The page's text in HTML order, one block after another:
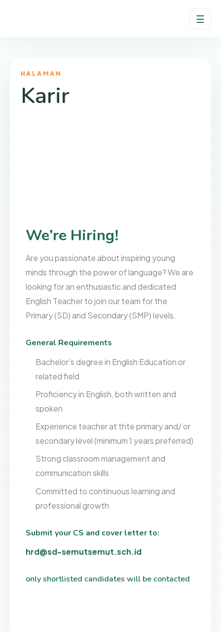
☰
HALAMAN
Karir
We’re Hiring!
Are you passionate about inspiring young
minds through the power of language? We are
looking for an enthusiastic and dedicated
English Teacher to join our team for the
Primary (SD) and Secondary (SMP) levels.
General Requirements
Bachelor’s degree in English Education or
related field
Proficiency in English, both written and
spoken
Experience teacher at thte primary and/ or
secondary level (minimum 1 years preferred)
Strong classroom management and
communication skills
Committed to continuous learning and
professional growth
Submit your CS and cover letter to:
hrd@sd-semutsemut.sch.id
only shortlisted candidates will be contacted